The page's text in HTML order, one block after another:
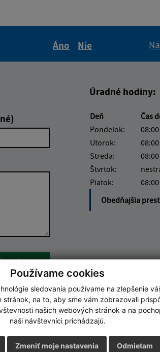
Používame cookies
sledovania používame na zlepšenie
na to, aby sme vám zobrazovali
našich webových stránok a na
naši návštevníci prichádzajú.
Odmietam
Zmeniť moje nastavenia
Áno
Nie
Google reCaptcha Response
správu
Úradné hodiny:
Deň Čas
Pondelok:
Utorok:
Streda:
Štvrtok:
Piatok:
Obedňajšia